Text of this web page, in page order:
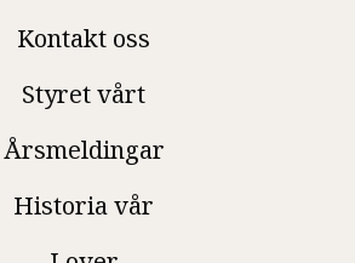
Kontakt oss
Styret vårt
Årsmeldingar
Historia vår